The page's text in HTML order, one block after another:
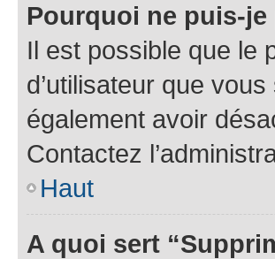
Pourquoi ne puis-je
Il est possible que le
d’utilisateur que
également avoir
Contactez
Haut
A quoi sert